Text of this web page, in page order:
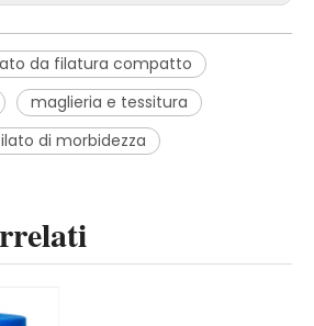
da filatura compatto
maglieria e tessitura
di morbidezza